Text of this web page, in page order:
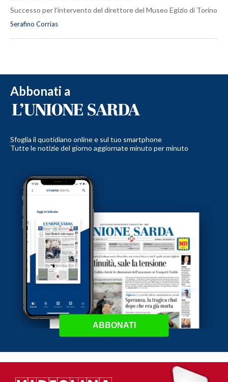
Successo per l’intervento del direttore del Museo Egizio di Torino
Serafino Corrias
Abbonati a
Sfoglia il quotidiano online e sul tuo smartphone
Tutte le notizie del giorno aggiornate minuto per minuto
ABBONATI